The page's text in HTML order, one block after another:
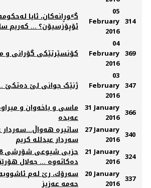
گٶڕانەکان، ئایا
ئۆپۆزسیۆن؟ ... کەریم
05
February
2016
314
کۆنسێرتێکی گۆرانی و
04
February
2016
369
ژنێک جوانی لێ دەتکێ
03
February
2016
347
ماسی و باخەوان و
عەبدە
31 January
2016 366
ساتیرە هەواڵ...سەردار
سەردار عبدلله‌ كریم
27 January
2016 340
ده‌كاته‌وه‌ ... جه‌لال
21 January
2016 324
سه‌رۆك، رێ‌ له‌م
حه‌مه‌ عه‌زیز
20 January
2016 337